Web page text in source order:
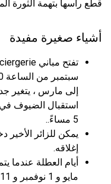
قطع رأسها بتهمة الثورة
أشياء صغيرة مفيدة
إلى مارس ، يتغير
5 مساءً..
يمكن للزائر
إغلاقه.
مايو و 1 نوفمبر و 11 و 25 ديسمبر.